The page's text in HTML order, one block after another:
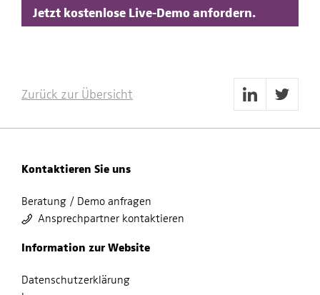
Jetzt kostenlose Live-Demo anfordern.
Zurück zur Übersicht
Kontaktieren Sie uns
Beratung / Demo anfragen
Ansprechpartner kontaktieren
Information zur Website
Datenschutzerklärung